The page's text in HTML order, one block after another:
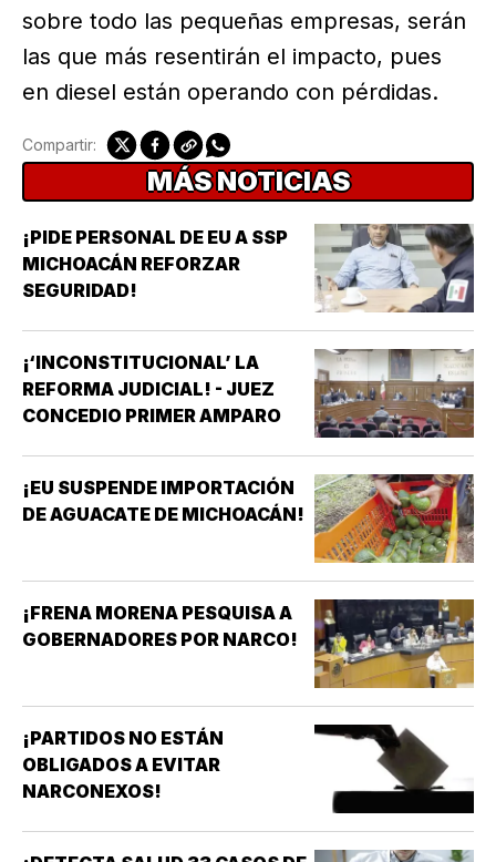
sobre todo las pequeñas empresas, serán
las que más resentirán el impacto, pues
en diesel están operando con pérdidas.
Compartir:
MÁS NOTICIAS
¡PIDE PERSONAL DE EU A SSP
MICHOACÁN REFORZAR
SEGURIDAD!
¡‘INCONSTITUCIONAL’ LA
REFORMA JUDICIAL! - JUEZ
CONCEDIO PRIMER AMPARO
¡EU SUSPENDE IMPORTACIÓN
DE AGUACATE DE MICHOACÁN!
¡FRENA MORENA PESQUISA A
GOBERNADORES POR NARCO!
¡PARTIDOS NO ESTÁN
OBLIGADOS A EVITAR
NARCONEXOS!